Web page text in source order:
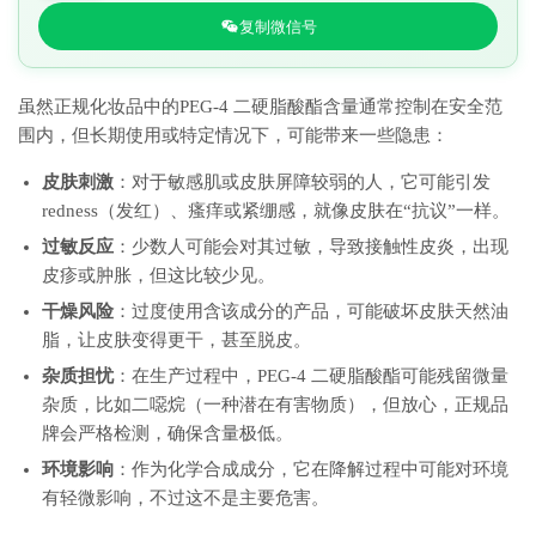
复制微信号
虽然正规化妆品中的PEG-4 二硬脂酸酯含量通常控制在安全范
围内，但长期使用或特定情况下，可能带来一些隐患：
皮肤刺激 ：对于敏感肌或皮肤屏障较弱的人，它可能引发
redness（发红）、瘙痒或紧绷感，就像皮肤在“抗议”一样。
过敏反应 ：少数人可能会对其过敏，导致接触性皮炎，出现
皮疹或肿胀，但这比较少见。
干燥风险 ：过度使用含该成分的产品，可能破坏皮肤天然油
脂，让皮肤变得更干，甚至脱皮。
杂质担忧：在生产过程中，PEG-4 二硬脂酸酯可能残留微量
杂质，比如二噁烷（一种潜在有害物质），但放心，正规品
牌会严格检测，确保含量极低。
环境影响 ：作为化学合成成分，它在降解过程中可能对环境
有轻微影响，不过这不是主要危害。